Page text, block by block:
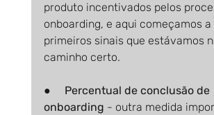
produto incentivados pelos
onboarding, e aqui começamos a
primeiros sinais que estávamos
caminho certo.
● Percentual de conclusão de
onboarding - outra medida